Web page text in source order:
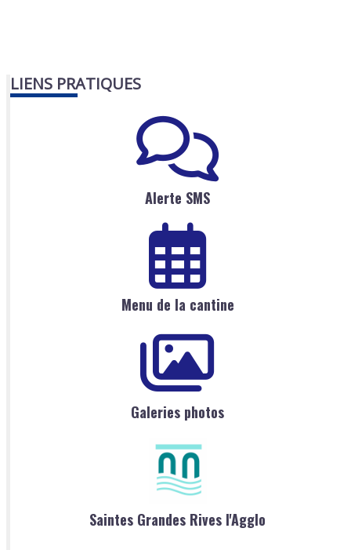
LIENS PRATIQUES
Alerte SMS
Menu de la cantine
Galeries photos
Saintes Grandes Rives l'Agglo